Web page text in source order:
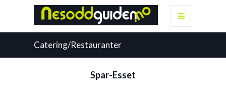
Catering/Restauranter
Spar-Esset